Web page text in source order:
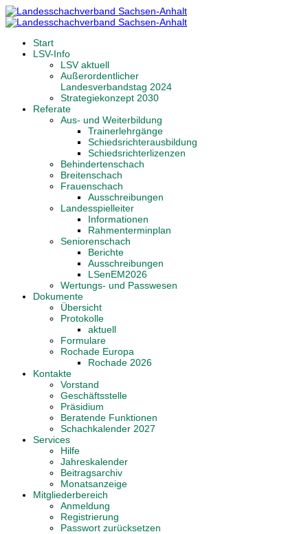
Start
LSV-Info
LSV aktuell
Außerordentlicher
Landesverbandstag 2024
Strategiekonzept 2030
Referate
Aus- und Weiterbildung
Trainerlehrgänge
Schiedsrichterausbildung
Schiedsrichterlizenzen
Behindertenschach
Breitenschach
Frauenschach
Ausschreibungen
Landesspielleiter
Informationen
Rahmenterminplan
Seniorenschach
Berichte
Ausschreibungen
LSenEM2026
Wertungs- und Passwesen
Dokumente
Übersicht
Protokolle
aktuell
Formulare
Rochade Europa
Rochade 2026
Kontakte
Vorstand
Geschäftsstelle
Präsidium
Beratende Funktionen
Schachkalender 2027
Services
Hilfe
Jahreskalender
Beitragsarchiv
Monatsanzeige
Mitgliederbereich
Anmeldung
Registrierung
Passwort zurücksetzen